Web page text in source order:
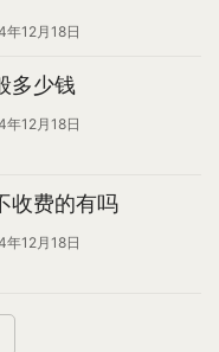
年12月18日
多少钱
年12月18日
收费的有吗
年12月18日